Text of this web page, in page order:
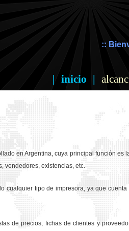
::
| inicio |
en Argentina, cuya principal función es
vendedores, existencias, etc.
cualquier tipo de impresora, ya que
de precios, fichas de clientes y